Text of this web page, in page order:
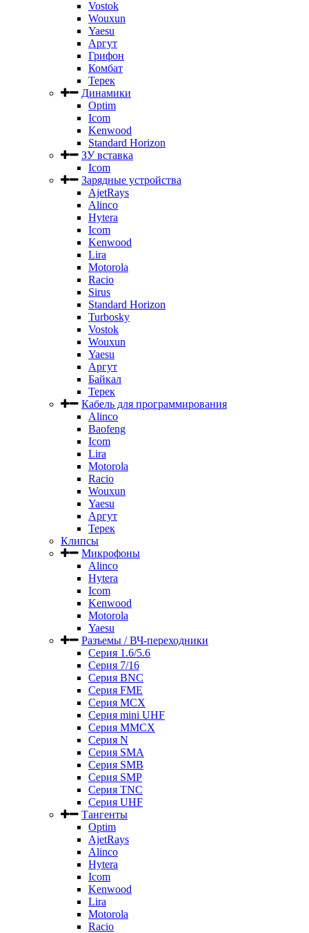
Vostok
Wouxun
Yaesu
Аргут
Грифон
Комбат
Терек
Динамики
Optim
Icom
Kenwood
Standard Horizon
ЗУ вставка
Icom
Зарядные устройства
AjetRays
Alinco
Hytera
Icom
Kenwood
Lira
Motorola
Racio
Sirus
Standard Horizon
Turbosky
Vostok
Wouxun
Yaesu
Аргут
Байкал
Терек
Кабель для программирования
Alinco
Baofeng
Icom
Lira
Motorola
Racio
Wouxun
Yaesu
Аргут
Терек
Клипсы
Микрофоны
Alinco
Hytera
Icom
Kenwood
Motorola
Yaesu
Разъемы / ВЧ-переходники
Серия 1.6/5.6
Серия 7/16
Серия BNC
Серия FME
Серия MCX
Серия mini UHF
Серия MMCX
Серия N
Серия SMA
Серия SMB
Серия SMP
Серия TNC
Серия UHF
Тангенты
Optim
AjetRays
Alinco
Hytera
Icom
Kenwood
Lira
Motorola
Racio